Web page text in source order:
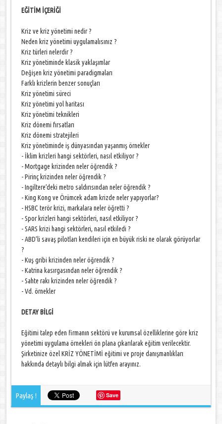
EĞİTİM İÇERİĞİ
Kriz ve kriz yönetimi nedir ?
Neden kriz yönetimi uygulamalısınız ?
Kriz türleri nelerdir ?
Kriz yönetiminde klasik yaklaşımlar
Değişen kriz yönetimi paradigmaları
Farklı krizlerin benzer sonuçları
Kriz yönetimi süreci
Kriz yönetimi yol haritası
Kriz yönetimi teknikleri
Kriz dönemi fırsatları
Kriz dönemi stratejileri
Kriz yönetiminde iş dünyasından yaşanmış örnekler
- İklim krizleri hangi sektörleri, nasıl etkiliyor ?
- Mortgage krizinden neler öğrendik ?
- Pirinç krizinden neler öğrendik ?
- Ingiltere’deki metro saldırısından neler öğrendik ?
- King Kong ve Örümcek adam krizde neler yapıyorlar?
- HSBC terör krizi, markalara neler öğretti ?
- Spor krizleri hangi sektörleri, nasıl etkiliyor ?
- SARS krizi hangi sektörleri, nasıl etkiledi ?
- ABD’li savaş pilotları kendileri için en büyük riski ne olarak görüyorlar
?
- Kuş gribi krizinden neler öğrendik ?
- Katrina kasırgasından neler öğrendik ?
- Sahte rakı krizinden neler öğrendik ?
- Vd. örnekler
DETAY BİLGİ
Eğitimi talep eden firmanın sektörü ve kurumsal özelliklerine göre kriz
yönetimi uygulama örnekleri ön plana çıkarılarak eğitim verilecektir.
Şirketinize özel KRİZ YÖNETİMİ eğitimi ve proje danışmanlıkları
hakkında detaylı bilgi almak için lütfen arayınız.
Paylaş ! Save